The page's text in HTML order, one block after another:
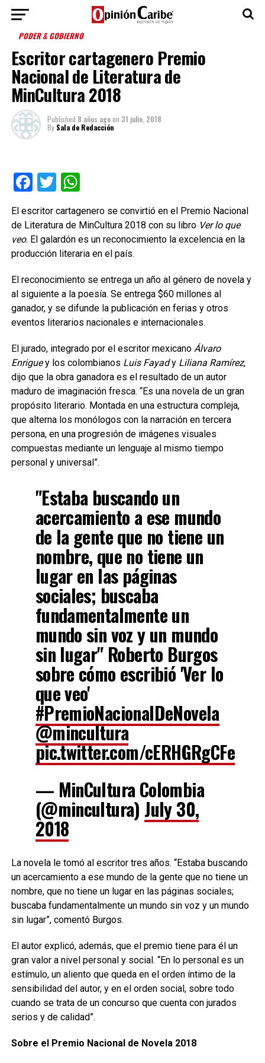
PODER & GOBIERNO
Escritor cartagenero Premio
Nacional de Literatura de
MinCultura 2018
Published 8 años agoon 31 julio, 2018
By Sala de Redacción
Facebook
TwitterWhatsApp
El escritor cartagenero se convirtió en el Premio Nacional
de Literatura de MinCultura 2018 con su libro Ver lo que
veo. El galardón es un reconocimiento la excelencia en la
producción literaria en el país.
El reconocimiento se entrega un año al género de novela y
al siguiente a la poesía. Se entrega $60 millones al
ganador, y se difunde la publicación en ferias y otros
eventos literarios nacionales e internacionales.
El jurado, integrado por el escritor mexicanoÁlvaro
Enriguey los colombianos Luis FayadyLiliana Ramírez,
dijo que la obra ganadora es el resultado de un autor
maduro de imaginación fresca. “Es una novela de un gran
propósito literario. Montada en una estructura compleja,
que alterna los monólogos con la narración en tercera
persona, en una progresión de imágenes visuales
compuestas mediante un lenguaje al mismo tiempo
personal y universal”.
"Estaba buscando un
acercamiento a ese mundo
de la gente que no tiene un
nombre, que no tiene un
lugar en las páginas
sociales; buscaba
fundamentalmente un
mundo sin voz y un mundo
sin lugar" Roberto Burgos
sobre cómo escribió 'Ver lo
que veo'
#PremioNacionalDeNovela
@mincultura
pic.twitter.com/cERHGRgCFe
— MinCultura Colombia
(@mincultura) July 30,
2018
La novela le tomó al escritor tres años. “Estaba buscando
un acercamiento a ese mundo de la gente que no tiene un
nombre, que no tiene un lugar en las páginas sociales;
buscaba fundamentalmente un mundo sin voz y un mundo
sin lugar”, comentó Burgos.
El autor explicó, además, que el premio tiene para él un
gran valor a nivel personal y social. “En lo personal es un
estímulo, un aliento que queda en el orden íntimo de la
sensibilidad del autor, y en el orden social, sobre todo
cuando se trata de un concurso que cuenta con jurados
serios y de calidad”.
Sobre el Premio Nacional de Novela 2018